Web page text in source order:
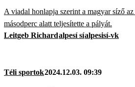
A viadal honlapja szerint a magyar síző
másodperc alatt teljesítette a pályát.
Leitgeb Richardalpesí síalpesisí-vk
Téli sportok2024.12.03. 09:39